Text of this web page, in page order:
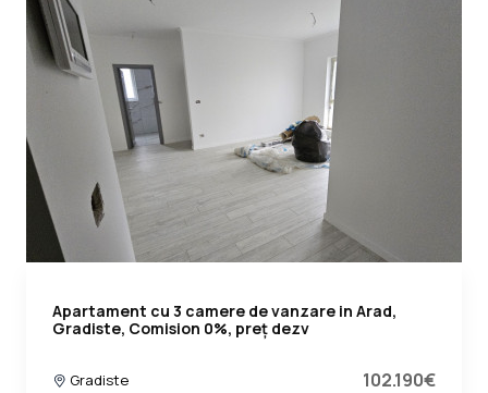
Apartament cu 3 camere de vanzare in Arad,
Gradiste, Comision 0%, preț dezv
Gradiste 102.190€